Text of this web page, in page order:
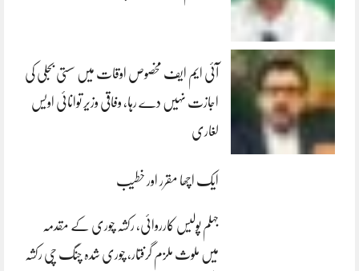
آئی ایم ایف مخصوص اوقات میں سستی بجلی کی
اجازت نہیں دے رہا، وفاقی وزیر توانائی اویس
لغاری
ایک اچھا مقرر اور خطیب
جہلم پولیس کارروائی، رکشہ چوری کے مقدمہ
میں ملوث ملزم گرفتار، چوری شدہ چنگ چی رکشہ